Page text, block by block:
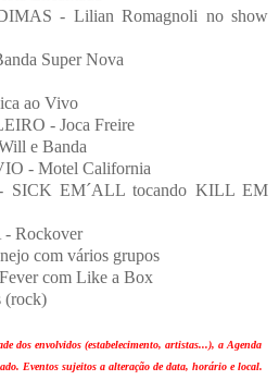
- Lilian Romagnoli no show
Super Nova
ao Vivo
- Joca Freire
e Banda
- Motel California
SICK EM´ALL tocando KILL EM
Rockover
com vários grupos
com Like a Box
(rock)
dos envolvidos (estabelecimento, artistas...), a Agenda
Eventos sujeitos a alteração de data, horário e local.